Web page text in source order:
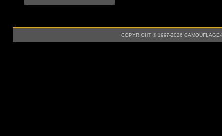
COPYRIGHT © 1997-2026 CAMOUFLAGE-